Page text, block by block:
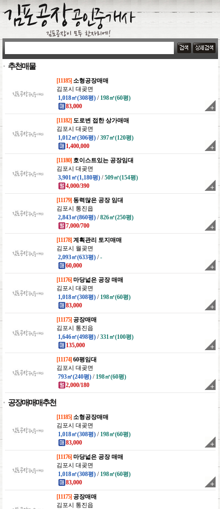
추천매물
[11185] 소형공장매매
김포시 대곶면
1,018㎡(308평) / 198㎡(60평)
83,000
[11182] 도로변 접한 상가매매
김포시 대곶면
1,012㎡(306평) /397㎡(120평)
1,400,000
[11180] 호이스트있는 공장임대
김포시 대곶면
3,901㎡(1,180평) /509㎡(154평)
4,000/390
[11179] 동력많은 공장 임대
김포시 통진읍
2,843㎡(860평) /826㎡(250평)
7,000/700
[11178] 계획관리 토지매매
김포시 월곶면
2,093㎡(633평) /-
60,000
[11176] 마당넓은 공장 매매
김포시 대곶면
1,018㎡(308평) / 198㎡(60평)
83,000
[11175] 공장매매
김포시 통진읍
1,646㎡(498평) /331㎡(100평)
135,000
[11174] 60평임대
김포시 대곶면
793㎡(240평) / 198㎡(60평)
2,000/180
공장매매매추천
[11185] 소형공장매매
김포시 대곶면
1,018㎡(308평) / 198㎡(60평)
83,000
[11176] 마당넓은 공장 매매
김포시 대곶면
1,018㎡(308평) / 198㎡(60평)
83,000
[11175] 공장매매
김포시 통진읍